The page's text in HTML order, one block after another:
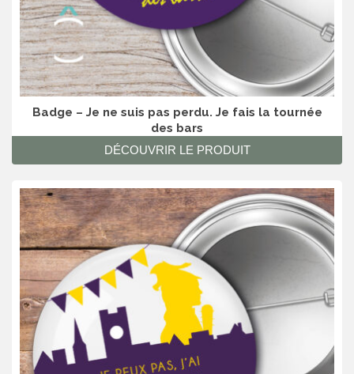
Badge – Je ne suis pas perdu. Je fais la tournée
des bars
DÉCOUVRIR LE PRODUIT